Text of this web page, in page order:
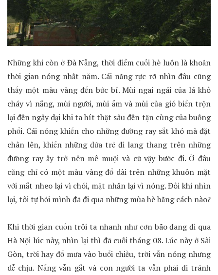
Những khi còn ở Đà Nẵng, thời điểm cuối hè luôn là khoản
thời gian nóng nhất năm. Cái nắng rực rỡ nhìn đâu cũng
thấy một màu vàng đến bức bí. Mùi ngai ngái của lá khô
cháy vì nắng, mùi người, mùi ẩm và mùi của gió biển trộn
lại đến ngây dại khi ta hít thật sâu đến tận cùng của buồng
phổi. Cái nóng khiến cho những đường ray sắt khó mà đặt
chân lên, khiến những đứa trẻ đi lang thang trên những
đường ray ấy trở nên mê muội và cứ vậy bước đi. Ở đâu
cũng chỉ có một màu vàng đổ dài trên những khuôn mặt
với mắt nheo lại vì chói, mặt nhăn lại vì nóng. Đôi khi nhìn
lại, tôi tự hỏi mình đã đi qua những mùa hè bằng cách nào?
Khi thời gian cuốn trôi ta nhanh như cơn bão đang đi qua
Hà Nội lúc này, nhìn lại thì đã cuối tháng 08. Lúc này ở Sài
Gòn, trời hay đổ mưa vào buổi chiều, trời vẫn nóng nhưng
dễ chịu. Nắng vẫn gắt và con người ta vẫn phải đi tránh